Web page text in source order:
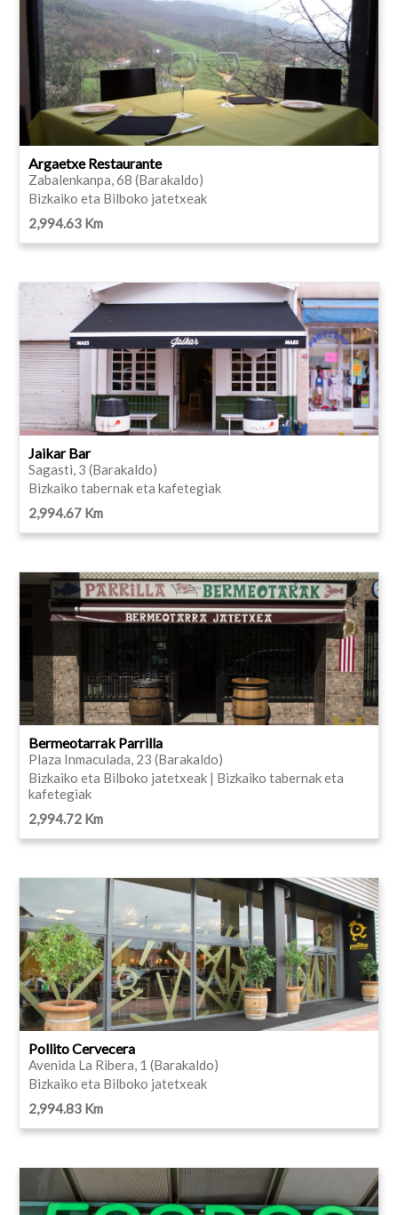
Argaetxe Restaurante
Zabalenkanpa, 68 (Barakaldo)
Bizkaiko eta Bilboko jatetxeak
2,994.63 Km
Jaikar Bar
Sagasti, 3 (Barakaldo)
Bizkaiko tabernak eta kafetegiak
2,994.67 Km
Bermeotarrak Parrilla
Plaza Inmaculada, 23 (Barakaldo)
Bizkaiko eta Bilboko jatetxeak | Bizkaiko tabernak eta
kafetegiak
2,994.72 Km
Pollito Cervecera
Avenida La Ribera, 1 (Barakaldo)
Bizkaiko eta Bilboko jatetxeak
2,994.83 Km